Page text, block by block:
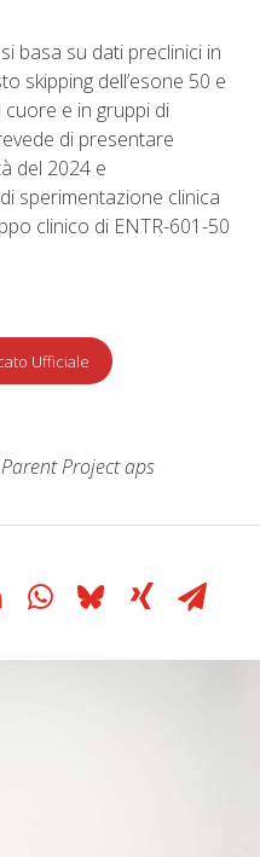
basa su dati preclinici in
skipping dell’esone 50 e
e in gruppi di
di presentare
del 2024 e
sperimentazione clinica
clinico di ENTR-601-50
Ufficiale
Project aps